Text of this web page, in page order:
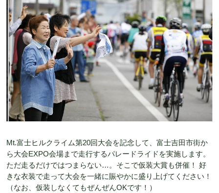
Mt.富士ヒルクライム第20回大会を記念して、富士吉田市街か
ら大会EXPO会場まで走行するパレードライドを実施します。
ただ走るだけではつまらない…。そこで仮装大賞も併催！ 好
きな衣装で走って大会を一緒に賑やかに盛り上げてください！
（なお、仮装しなくてもぜんぜんOKです！）